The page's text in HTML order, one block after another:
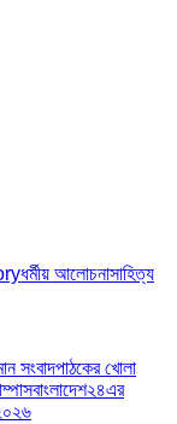
ধর্মীয় আলোচনাসাহিত্য
সংবাদপাঠকের খোলা
বাংলাদেশ২৪এর